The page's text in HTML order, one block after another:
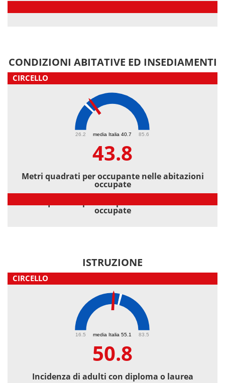
CONDIZIONI ABITATIVE ED INSEDIAMENTI
CIRCELLO
media Italia 40.7
26.2 85.6
43.8
Metri quadrati per occupante nelle abitazioni
occupate
occupate
ISTRUZIONE
CIRCELLO
media Italia 55.1
16.5 83.5
50.8
Incidenza di adulti con diploma o laurea